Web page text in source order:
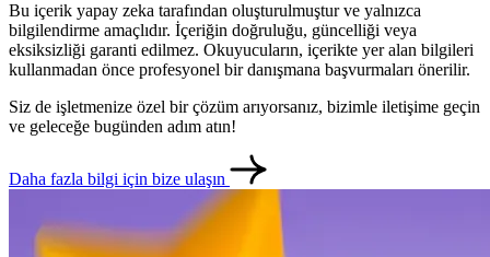
Bu içerik yapay zeka tarafından oluşturulmuştur ve yalnızca
bilgilendirme amaçlıdır. İçeriğin doğruluğu, güncelliği veya
eksiksizliği garanti edilmez. Okuyucuların, içerikte yer alan bilgileri
kullanmadan önce profesyonel bir danışmana başvurmaları önerilir.
Siz de işletmenize özel bir çözüm arıyorsanız, bizimle iletişime geçin
ve geleceğe bugünden adım atın!
Daha fazla bilgi için bize ulaşın